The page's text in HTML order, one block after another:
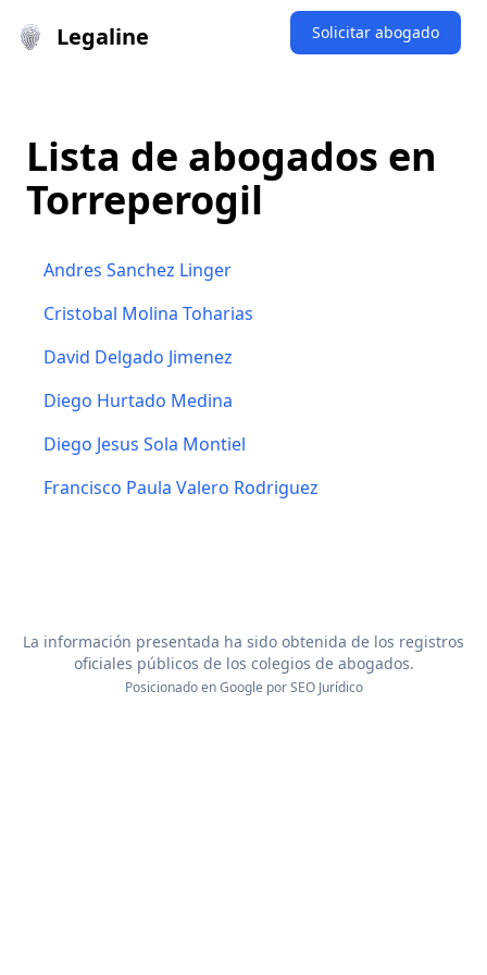
Legaline Solicitar abogado
Lista de abogados en
Torreperogil
Andres Sanchez Linger
Cristobal Molina Toharias
David Delgado Jimenez
Diego Hurtado Medina
Diego Jesus Sola Montiel
Francisco Paula Valero Rodriguez
La información presentada ha sido obtenida de los registros
oficiales públicos de los colegios de abogados.
Posicionado en Google porSEO Jurídico